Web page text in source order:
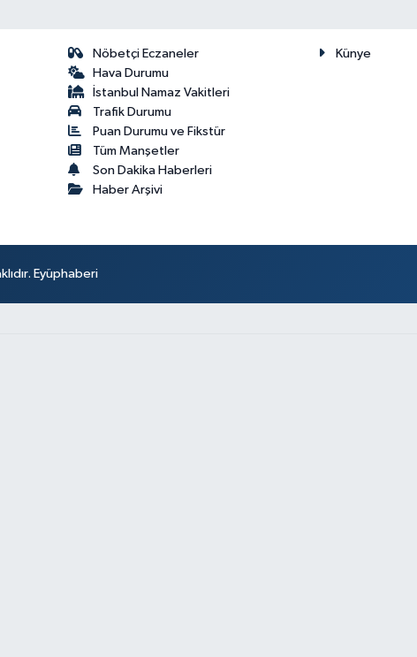
Nöbetçi Eczaneler
Hava Durumu
İstanbul Namaz Vakitleri
Trafik Durumu
Puan Durumu ve Fikstür
Tüm Manşetler
Son Dakika Haberleri
Haber Arşivi
Künye
Eyüphaberi